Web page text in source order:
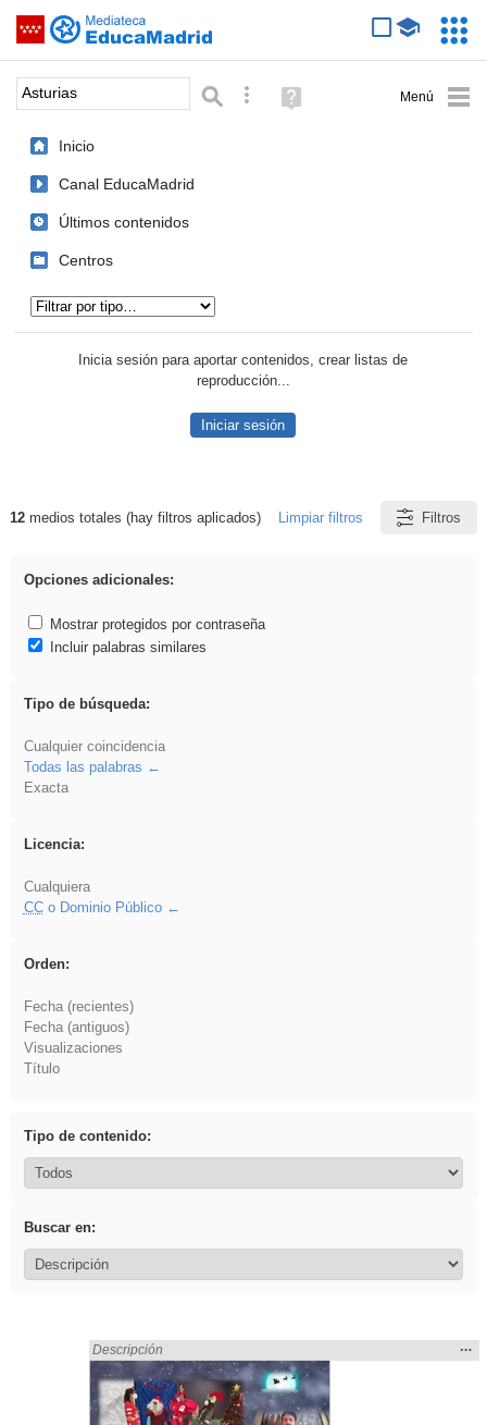
Saltar navegación
Palabra o frase: Búsqueda avanzada
Ayuda
(en
Inicio
Canal EducaMadrid
Últimos contenidos
Centros
Inicia sesión para aportar contenidos, crear listas de
reproducción...
Iniciar sesión
Resultados de: Asturias
12medios totales (hay filtros aplicados) Limpiar filtros Filtros
Opciones adicionales:
Mostrar protegidos por contraseña
Incluir palabras similares
Tipo de búsqueda:
Cualquier coincidencia
Todas las palabras
Exacta
Licencia:
Cualquiera
CCo Dominio Público
Orden:
Fecha (recientes)
Fecha (antiguos)
Visualizaciones
Título
Tipo de contenido:
Buscar en:
Encontrado «Asturias» en:
Descripción
la
…